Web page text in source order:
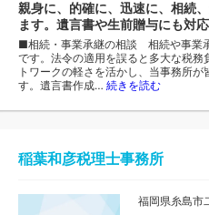
親身に、的確に、迅速に、相続
ます。遺言書や生前贈与にも対応
■相続・事業承継の相談 相続や事業
です。法令の適用を誤ると多大な税
トワークの軽さを活かし、当事務所
す。遺言書作成… 続きを読む
稲葉和彦税理士事務所
福岡県糸島市